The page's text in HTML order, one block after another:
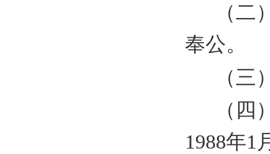
（
奉公。
（
（
1988年1